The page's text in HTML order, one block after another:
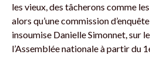
les vieux, des tâcherons comme
alors qu’une commission
insoumise Danielle Simonnet, sur
l’Assemblée nationale à partir du